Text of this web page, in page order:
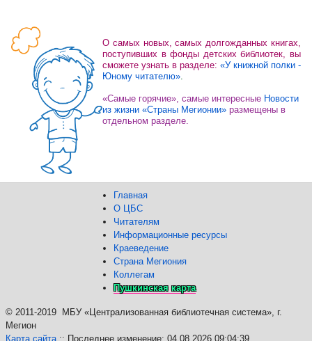
О самых новых, самых долгожданных книгах,
поступивших в фонды детских библиотек, вы
сможете узнать в разделе: «У книжной полки -
Юному читателю».
«Самые горячие», самые интересные Новости
из жизни «Страны Мегионии» размещены в
отдельном разделе.
Главная
О ЦБС
Читателям
Информационные ресурсы
Краеведение
Страна Мегиония
Коллегам
Пушкинская карта
© 2011-2019 МБУ «Централизованная библиотечная система», г.
Мегион
Карта сайта :: Последнее изменение: 04.08.2026 09:04:39